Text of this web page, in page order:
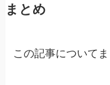
まとめ
この記事についてま